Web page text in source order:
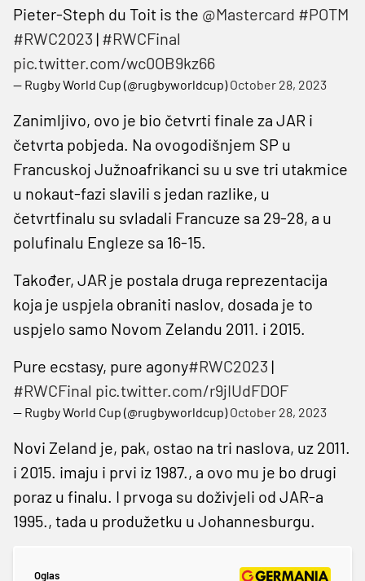
Pieter-Steph du Toit is the @Mastercard #POTM
#RWC2023 | #RWCFinal
pic.twitter.com/wc0OB9kz66
— Rugby World Cup (@rugbyworldcup)October 28, 2023
Zanimljivo, ovo je bio četvrti finale za JAR i
četvrta pobjeda. Na ovogodišnjem SP u
Francuskoj Južnoafrikanci su u sve tri utakmice
u nokaut-fazi slavili s jedan razlike, u
četvrtfinalu su svladali Francuze sa 29-28, a u
polufinalu Engleze sa 16-15.
Također, JAR je postala druga reprezentacija
koja je uspjela obraniti naslov, dosada je to
uspjelo samo Novom Zelandu 2011. i 2015.
Pure ecstasy, pure agony#RWC2023 |
#RWCFinal pic.twitter.com/r9jIUdFDOF
— Rugby World Cup (@rugbyworldcup)October 28, 2023
Novi Zeland je, pak, ostao na tri naslova, uz 2011.
i 2015. imaju i prvi iz 1987., a ovo mu je bo drugi
poraz u finalu. I prvoga su doživjeli od JAR-a
1995., tada u produžetku u Johannesburgu.
Oglas